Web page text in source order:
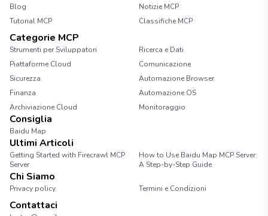
Blog
Notizie MCP
Tutorial MCP
Classifiche MCP
Categorie MCP
Strumenti per Sviluppatori
Ricerca e Dati
Piattaforme Cloud
Comunicazione
Sicurezza
Automazione Browser
Finanza
Automazione OS
Archiviazione Cloud
Monitoraggio
Consiglia
Baidu Map
Ultimi Articoli
Getting Started with Firecrawl MCP
Server
How to Use Baidu Map MCP Server:
A Step-by-Step Guide
Chi Siamo
Privacy policy Termini e Condizioni
Contattaci